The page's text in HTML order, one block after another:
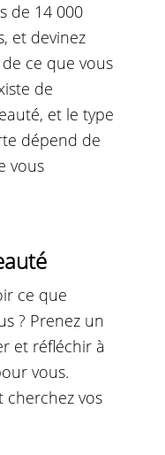
de 14 000
et devinez
ce que vous
de
et le type
dépend de
vous
ce que
? Prenez un
et réfléchir à
vous.
cherchez vos